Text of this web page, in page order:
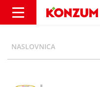
NASLOVNICA